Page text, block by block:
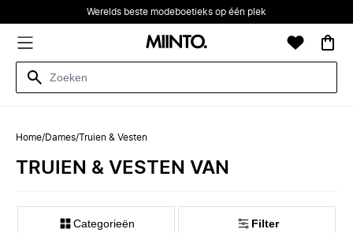
Werelds beste modeboetieks op één plek
Home/Dames/Truien & Vesten
TRUIEN & VESTEN VAN
Categorieën Filter